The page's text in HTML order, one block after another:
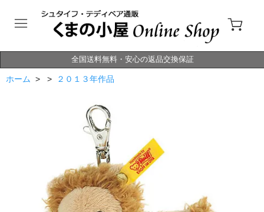
全国送料無料・安心の返品交換保証
ホーム > > ２０１３年作品